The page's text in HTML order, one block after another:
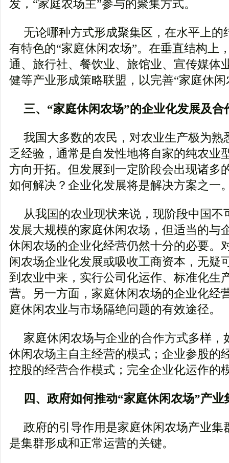
发，“家庭农场主”参与的聚集方式。
无论哪种方式形成聚集区，在水平上的
有特色的“家庭休闲农场”。在垂直结构上
通、旅行社、餐饮业、旅馆业、宣传媒体
健等产业形成策略联盟，以完善“家庭休
三、“家庭休闲农场”的企业化发展及合
我国大多数的农民，对农业生产极为熟
乏经验，通常是自发性地将自家的纯农业
方向开拓。但发展到一定阶段会出现诸多
如何解决？企业化发展将是解决方案之一
从我国的农业现状来说，现阶段中国不
发展大规模的家庭休闲农场，但适当的与
休闲农场的企业化经营仍然十分的必要。
闲农场企业化发展或吸收工商资本，无疑
到农业中来，实行公司化运作、标准化生
营。另一方面，家庭休闲农场的企业化经
庭休闲农业与市场隔绝问题的有效途径。
家庭休闲农场与企业的合作方式多样，
休闲农场主自主经营的模式；企业参股的
控股的经营合作模式；完全企业化运作的
四、政府如何推动“家庭休闲农场”产业
政府的引导作用是家庭休闲农场产业集
是集群形成和正常运营的关键。